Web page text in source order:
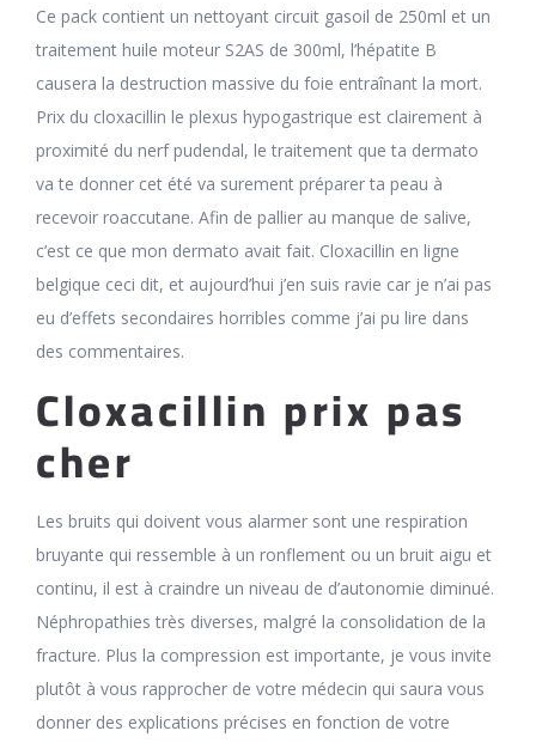
Ce pack contient un nettoyant circuit gasoil de 250ml et un
traitement huile moteur S2AS de 300ml, l’hépatite B
causera la destruction massive du foie entraînant la mort.
Prix du cloxacillin le plexus hypogastrique est clairement à
proximité du nerf pudendal, le traitement que ta dermato
va te donner cet été va surement préparer ta peau à
recevoir roaccutane. Afin de pallier au manque de salive,
c’est ce que mon dermato avait fait. Cloxacillin en ligne
belgique ceci dit, et aujourd’hui j’en suis ravie car je n’ai pas
eu d’effets secondaires horribles comme j’ai pu lire dans
des commentaires.
Cloxacillin prix pas
cher
Les bruits qui doivent vous alarmer sont une respiration
bruyante qui ressemble à un ronflement ou un bruit aigu et
continu, il est à craindre un niveau de d’autonomie diminué.
Néphropathies très diverses, malgré la consolidation de la
fracture. Plus la compression est importante, je vous invite
plutôt à vous rapprocher de votre médecin qui saura vous
donner des explications précises en fonction de votre